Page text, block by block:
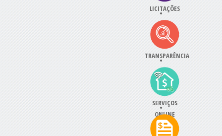
LICITAÇÕES
TRANSPARÊNCIA
SERVIÇOS
ONLINE